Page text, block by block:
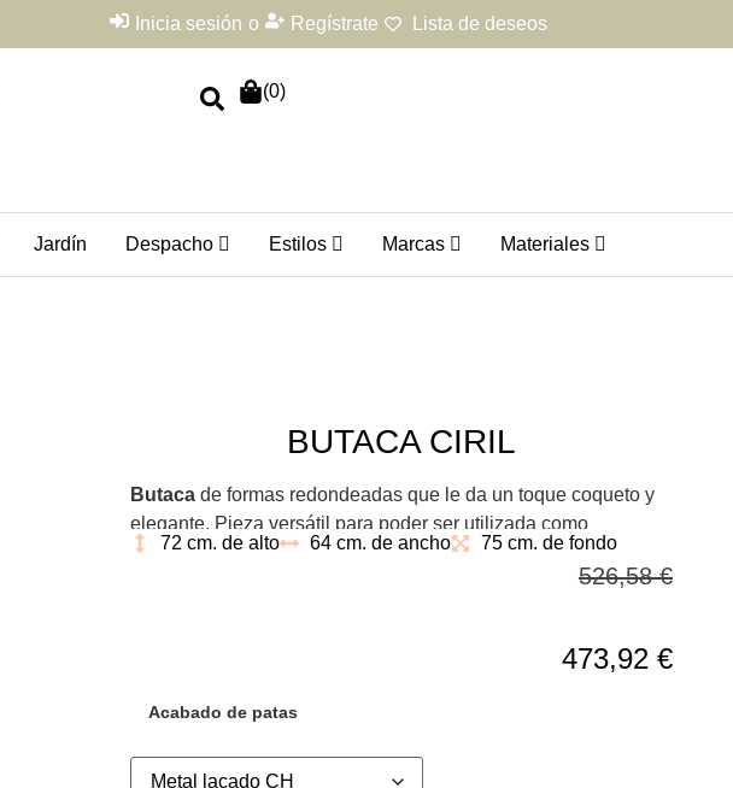
Inicia sesión o Regístrate Lista de deseos
(0)
Jardín Despacho Estilos Marcas Materiales
BUTACA CIRIL
Butaca de formas redondeadas que le da un toque coqueto y
elegante. Pieza versátil para poder ser utilizada como
complemento en nuestrosalón ,dormitorioozona de lectura
72 cm. de alto 64 cm. de ancho 75 cm. de fondo
526,58€
473,92 €
Acabado de patas